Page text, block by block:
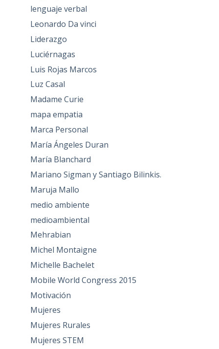
lenguaje verbal
Leonardo Da vinci
Liderazgo
Luciérnagas
Luis Rojas Marcos
Luz Casal
Madame Curie
mapa empatia
Marca Personal
María Ángeles Duran
María Blanchard
Mariano Sigman y Santiago Bilinkis.
Maruja Mallo
medio ambiente
medioambiental
Mehrabian
Michel Montaigne
Michelle Bachelet
Mobile World Congress 2015
Motivación
Mujeres
Mujeres Rurales
Mujeres STEM